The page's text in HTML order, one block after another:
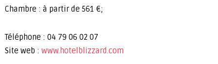
Chambre : à partir de 561 €;
Téléphone : 04 79 06 02 07
Site web : www.hotelblizzard.com